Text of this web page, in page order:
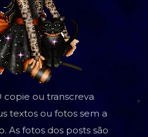
copie ou transcreva
textos ou fotos sem a
As fotos dos posts são